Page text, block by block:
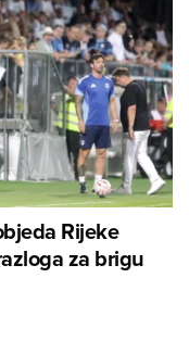
Rijeke
za brigu